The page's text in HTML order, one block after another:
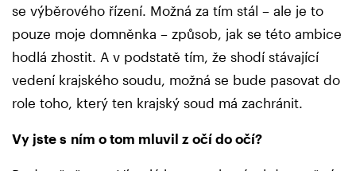
se výběrového řízení. Možná za tím stál – ale je to
pouze moje domněnka – způsob, jak se této ambice
hodlá zhostit. A v podstatě tím, že shodí stávající
vedení krajského soudu, možná se bude pasovat do
role toho, který ten krajský soud má zachránit.
Vy jste s ním o tom mluvil z očí do očí?